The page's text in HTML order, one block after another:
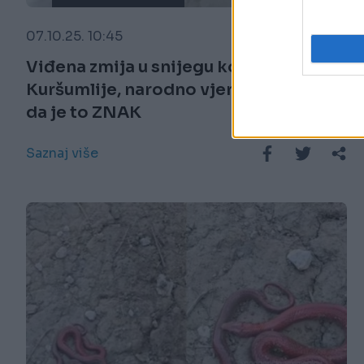
07.10.25. 10:45
Viđena zmija u snijegu kod
Kuršumlije, narodno vjerovanje kaže
da je to ZNAK
Saznaj više